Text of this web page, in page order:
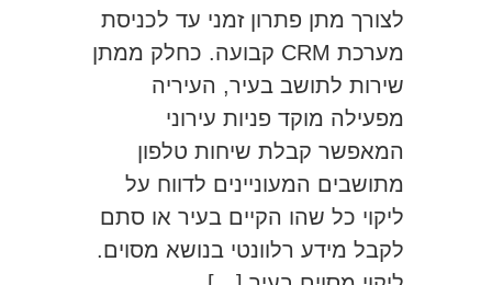
לצורך מתן פתרון זמני עד לכניסת
מערכת CRM קבועה. כחלק ממתן
שירות לתושב בעיר, העיריה
מפעילה מוקד פניות עירוני
המאפשר קבלת שיחות טלפון
מתושבים המעוניינים לדווח על
ליקוי כל שהו הקיים בעיר או סתם
לקבל מידע רלוונטי בנושא מסוים.